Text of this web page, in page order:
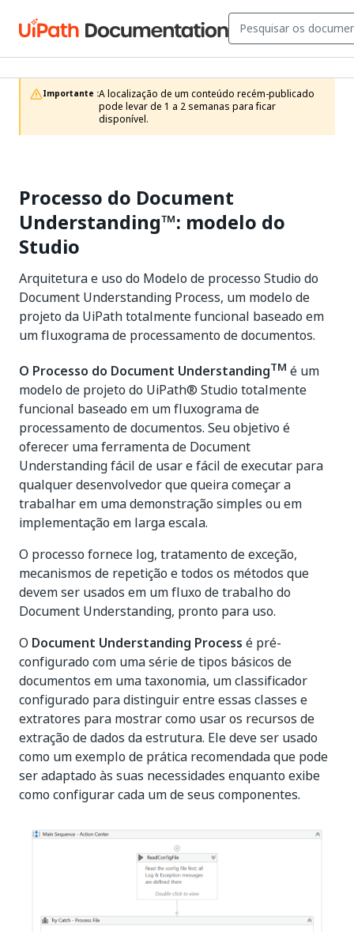
Importante :A localização de um conteúdo recém-publicado
pode levar de 1 a 2 semanas para ficar
disponível.
Processo do Document
Understanding™: modelo do
Studio
Arquitetura e uso do Modelo de processo Studio do
Document Understanding Process, um modelo de
projeto da UiPath totalmente funcional baseado em
um fluxograma de processamento de documentos.
O Processo do Document UnderstandingTM é um
modelo de projeto do UiPath® Studio totalmente
funcional baseado em um fluxograma de
processamento de documentos. Seu objetivo é
oferecer uma ferramenta de Document
Understanding fácil de usar e fácil de executar para
qualquer desenvolvedor que queira começar a
trabalhar em uma demonstração simples ou em
implementação em larga escala.
O processo fornece log, tratamento de exceção,
mecanismos de repetição e todos os métodos que
devem ser usados em um fluxo de trabalho do
Document Understanding, pronto para uso.
O Document Understanding Process é pré-
configurado com uma série de tipos básicos de
documentos em uma taxonomia, um classificador
configurado para distinguir entre essas classes e
extratores para mostrar como usar os recursos de
extração de dados da estrutura. Ele deve ser usado
como um exemplo de prática recomendada que pode
ser adaptado às suas necessidades enquanto exibe
como configurar cada um de seus componentes.